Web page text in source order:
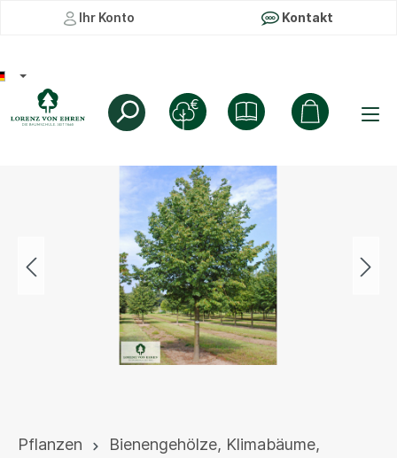
Ihr Konto Kontakt
Pflanzen Bienengehölze, Klimabäume,